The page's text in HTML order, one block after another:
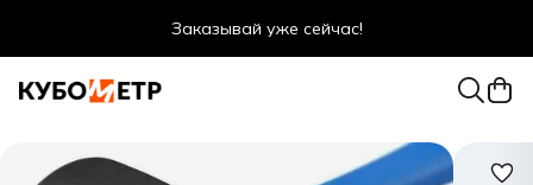
Заказывай уже сейчас!
Оптовые цены даже для физ. лиц